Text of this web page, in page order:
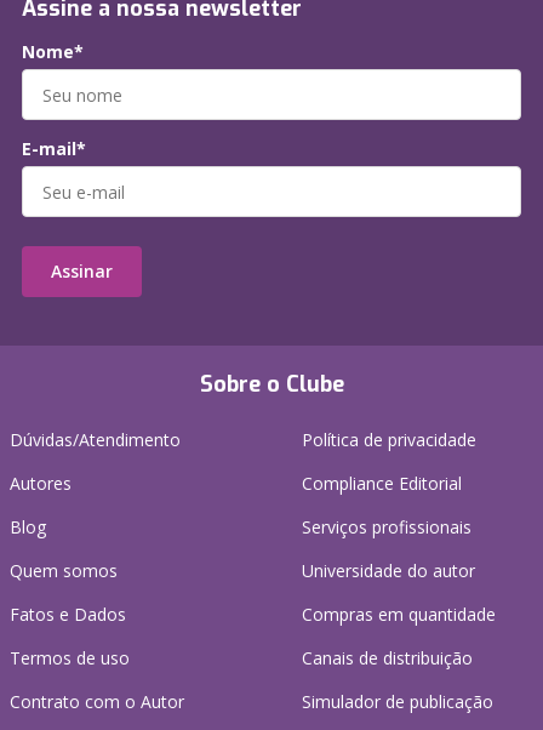
Sobre o Clube
Dúvidas/Atendimento
Autores
Blog
Quem somos
Fatos e Dados
Termos de uso
Contrato com o Autor
Política de privacidade
Compliance Editorial
Serviços profissionais
Universidade do autor
Compras em quantidade
Canais de distribuição
Simulador de publicação
Assine a nossa newsletter
Nome*
E-mail*
Assinar